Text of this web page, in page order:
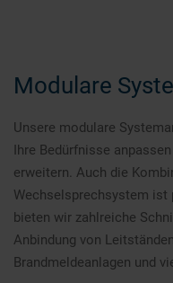
Modulare
Unsere modulare
Ihre Bedürfnisse
erweitern. Auch die
Wechselsprechsystem
bieten wir zahlreiche
Anbindung von
Brandmeldeanlagen und